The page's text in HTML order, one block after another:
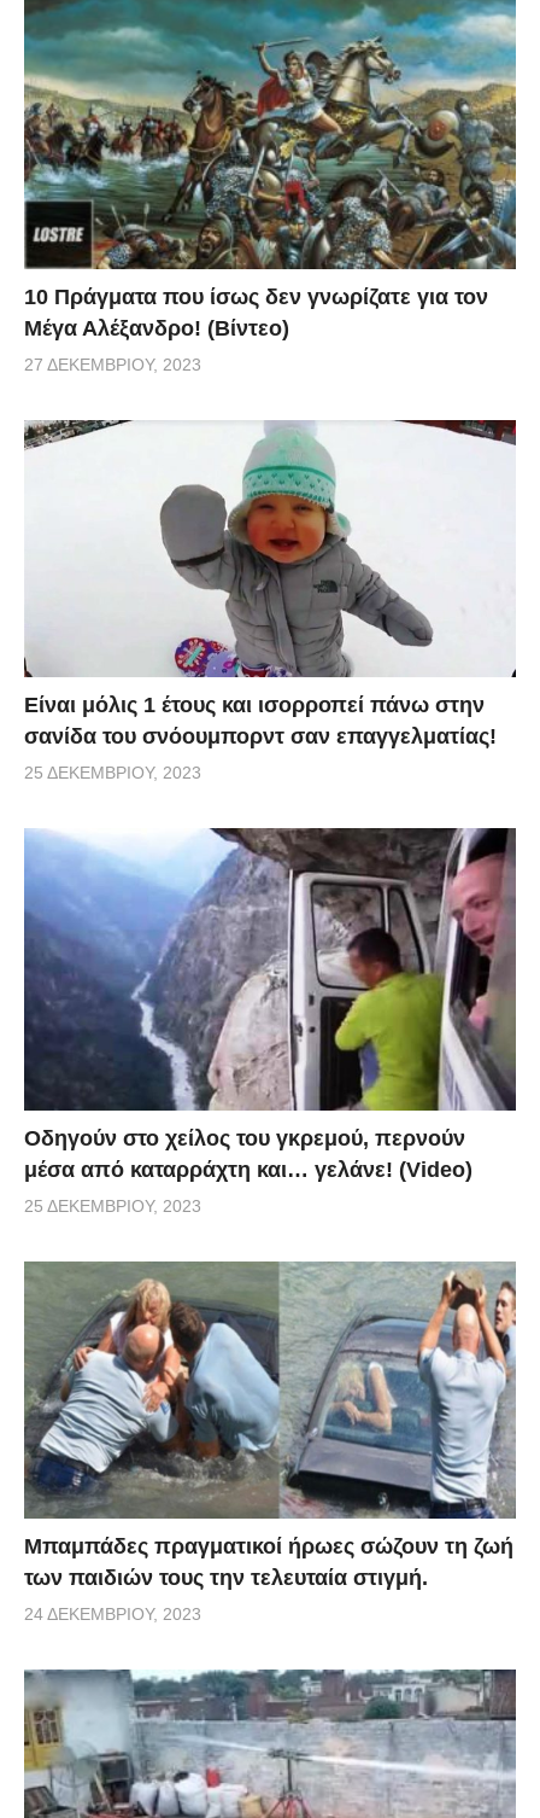
10 Πράγματα που ίσως δεν γνωρίζατε για τον
Μέγα Αλέξανδρο! (Βίντεο)
27 ΔΕΚΕΜΒΡΊΟΥ, 2023
Είναι μόλις 1 έτους και ισορροπεί πάνω στην
σανίδα του σνόουμπορντ σαν επαγγελματίας!
25 ΔΕΚΕΜΒΡΊΟΥ, 2023
Οδηγούν στο χείλος του γκρεμού, περνούν
μέσα από καταρράχτη και… γελάνε! (Video)
25 ΔΕΚΕΜΒΡΊΟΥ, 2023
Μπαμπάδες πραγματικοί ήρωες σώζουν τη ζωή
των παιδιών τους την τελευταία στιγμή.
24 ΔΕΚΕΜΒΡΊΟΥ, 2023